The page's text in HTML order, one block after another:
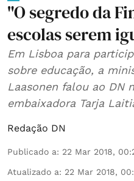
"O segredo da
escolas serem
Em Lisboa para
sobre educação, a
Laasonen falou ao DN
embaixadora Tarja
Redação DN
Publicado a: 22 Mar 2018,
Atualizado a: 22 Mar 2018,